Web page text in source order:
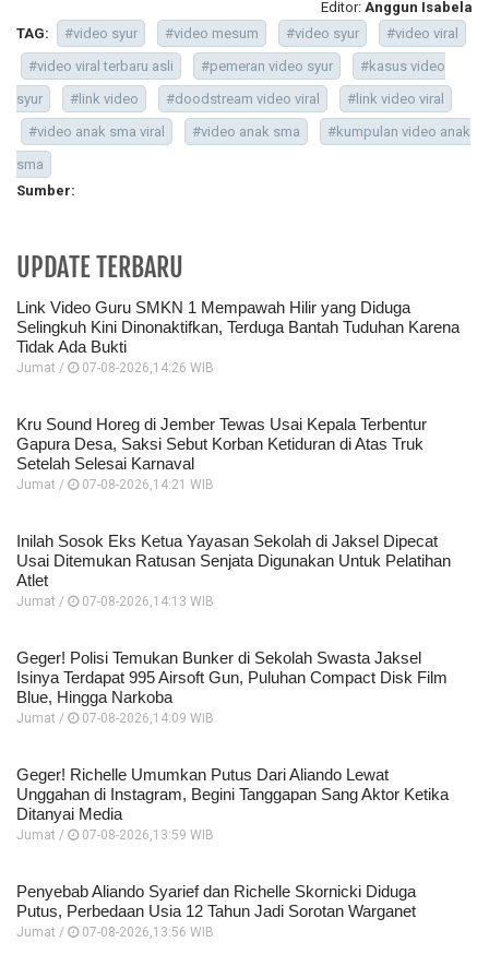
Editor: Anggun Isabela
TAG:
#video syur #video mesum #video syur
#video viral
#video viral terbaru asli
#pemeran video syur
#kasus video
syur
#link video #doodstream video viral
#link video viral
#video anak sma viral
#video anak sma
#kumpulan video anak
sma
Sumber:
UPDATE TERBARU
Link Video Guru SMKN 1 Mempawah Hilir yang Diduga
Selingkuh Kini Dinonaktifkan, Terduga Bantah Tuduhan Karena
Tidak Ada Bukti
Jumat / 07-08-2026,14:26 WIB
Kru Sound Horeg di Jember Tewas Usai Kepala Terbentur
Gapura Desa, Saksi Sebut Korban Ketiduran di Atas Truk
Setelah Selesai Karnaval
Jumat / 07-08-2026,14:21 WIB
Inilah Sosok Eks Ketua Yayasan Sekolah di Jaksel Dipecat
Usai Ditemukan Ratusan Senjata Digunakan Untuk Pelatihan
Atlet
Jumat / 07-08-2026,14:13 WIB
Geger! Polisi Temukan Bunker di Sekolah Swasta Jaksel
Isinya Terdapat 995 Airsoft Gun, Puluhan Compact Disk Film
Blue, Hingga Narkoba
Jumat / 07-08-2026,14:09 WIB
Geger! Richelle Umumkan Putus Dari Aliando Lewat
Unggahan di Instagram, Begini Tanggapan Sang Aktor Ketika
Ditanyai Media
Jumat / 07-08-2026,13:59 WIB
Penyebab Aliando Syarief dan Richelle Skornicki Diduga
Putus, Perbedaan Usia 12 Tahun Jadi Sorotan Warganet
Jumat / 07-08-2026,13:56 WIB